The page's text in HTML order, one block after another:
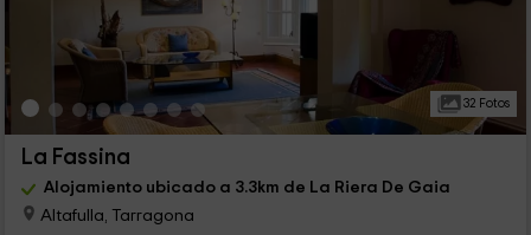
32 Fotos
La Fassina
Alojamiento ubicado a 3.3km de La Riera De Gaia
Altafulla, Tarragona